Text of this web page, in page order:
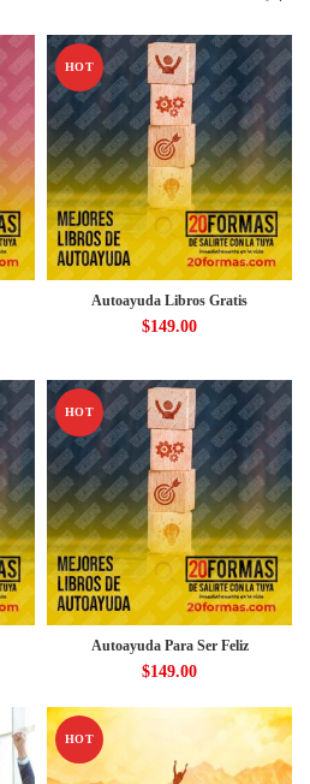
HOT
Autoayuda Libros Gratis
$149.00
HOT
Autoayuda Para Ser Feliz
$149.00
HOT